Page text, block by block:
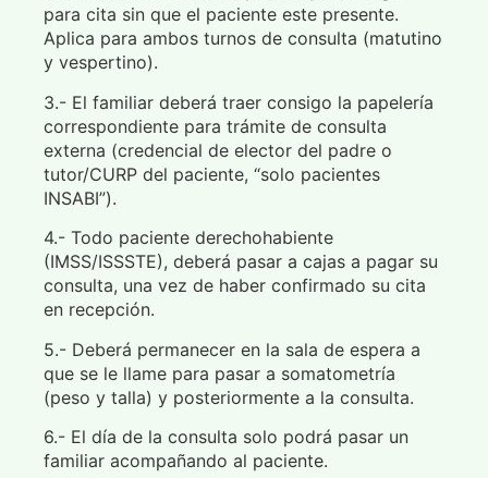
para cita sin que el paciente este presente.
Aplica para ambos turnos de consulta (matutino
y vespertino).
3.- El familiar deberá traer consigo la papelería
correspondiente para trámite de consulta
externa (credencial de elector del padre o
tutor/CURP del paciente, “solo pacientes
INSABI”).
4.- Todo paciente derechohabiente
(IMSS/ISSSTE), deberá pasar a cajas a pagar su
consulta, una vez de haber confirmado su cita
en recepción.
5.- Deberá permanecer en la sala de espera a
que se le llame para pasar a somatometría
(peso y talla) y posteriormente a la consulta.
6.- El día de la consulta solo podrá pasar un
familiar acompañando al paciente.